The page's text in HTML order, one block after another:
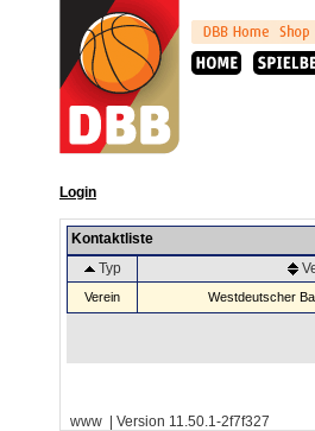
Login
Kontaktliste
Typ
Verein Westdeutscher
www | Version 11.50.1-2f7f327